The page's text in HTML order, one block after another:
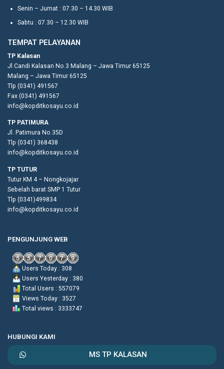
Senin – Jumat : 07.30 – 14.30 WIB
Sabtu : 07.30 – 12.30 WIB
TEMPAT PELAYANAN
TP Kalasan
Jl Candi Kalasan No.3 Malang – Jawa Timur 65125
Malang – Jawa Timur 65125
Tlp (0341) 491567
Fax (0341) 491567
info@kopditkosayu.co.id
TP PATIMURA
Jl. Patimura No.35D
Tlp (0341) 368438
info@kopditkosayu.co.id
TP TUTUR
Tutur KM 4 – Nongkojajar
Sebelah barat SMP 1 Tutur
Tlp (0341)499834
info@kopditkosayu.co.id
PENGUNJUNG WEB
Users Today : 308
Users Yesterday : 380
Total Users : 557079
Views Today : 3527
Total views : 3333747
HUBUNGI KAMI
MS TP KALASAN